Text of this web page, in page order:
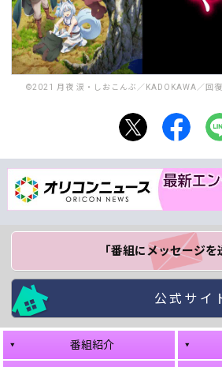
©2021 月夜 涙・しおこんぶ／KADOKAWA／回
「番組にメッセージを
公式サイ
番組紹介